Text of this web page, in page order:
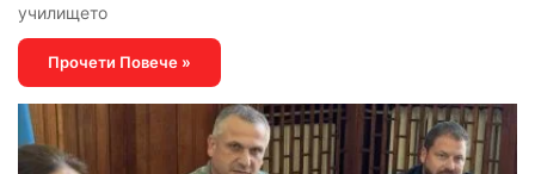
училището
Прочети Повече »